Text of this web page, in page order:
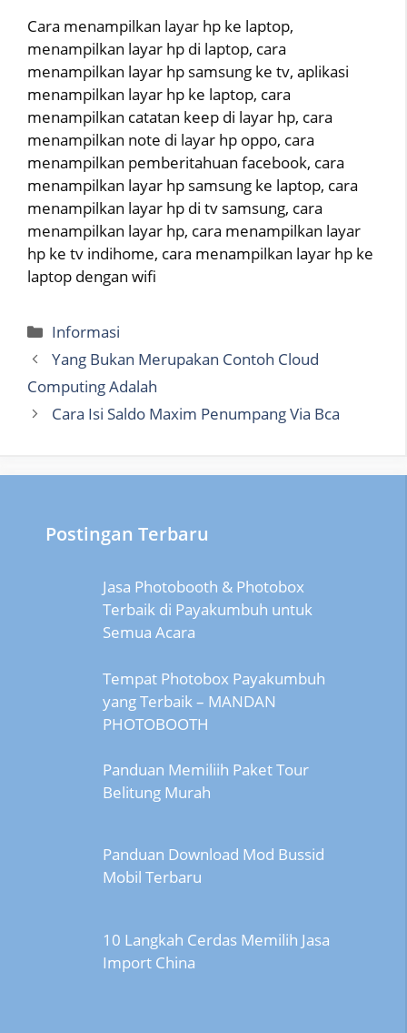
Cara menampilkan layar hp ke laptop,
menampilkan layar hp di laptop, cara
menampilkan layar hp samsung ke tv, aplikasi
menampilkan layar hp ke laptop, cara
menampilkan catatan keep di layar hp, cara
menampilkan note di layar hp oppo, cara
menampilkan pemberitahuan facebook, cara
menampilkan layar hp samsung ke laptop, cara
menampilkan layar hp di tv samsung, cara
menampilkan layar hp, cara menampilkan layar
hp ke tv indihome, cara menampilkan layar hp ke
laptop dengan wifi
Categories
Informasi
Yang Bukan Merupakan Contoh Cloud
Computing Adalah
Cara Isi Saldo Maxim Penumpang Via Bca
Postingan Terbaru
Jasa Photobooth & Photobox
Terbaik di Payakumbuh untuk
Semua Acara
Tempat Photobox Payakumbuh
yang Terbaik – MANDAN
PHOTOBOOTH
Panduan Memiliih Paket Tour
Belitung Murah
Panduan Download Mod Bussid
Mobil Terbaru
10 Langkah Cerdas Memilih Jasa
Import China